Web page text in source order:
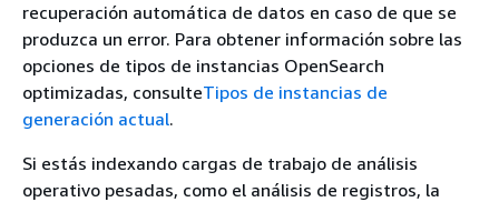
recuperación automática de datos en caso de que se
produzca un error. Para obtener información sobre las
opciones de tipos de instancias OpenSearch
optimizadas, consulteTipos de instancias de
generación actual.
Si estás indexando cargas de trabajo de análisis
operativo pesadas, como el análisis de registros, la